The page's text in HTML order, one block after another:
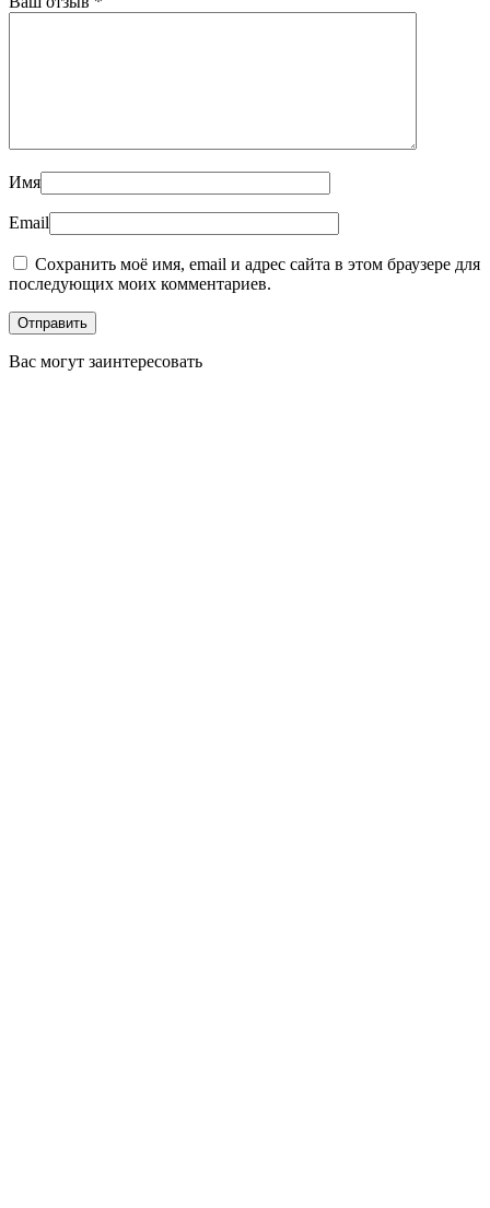
Имя
Email
Сохранить моё имя, email и адрес сайта в этом браузере для
последующих моих комментариев.
Вас могут заинтересовать